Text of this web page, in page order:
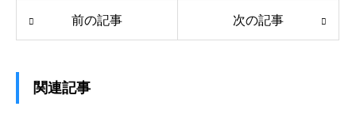
前の記事 次の記事
関連記事